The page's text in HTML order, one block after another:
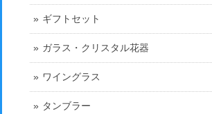
ギフトセット
ガラス・クリスタル花器
ワイングラス
タンブラー